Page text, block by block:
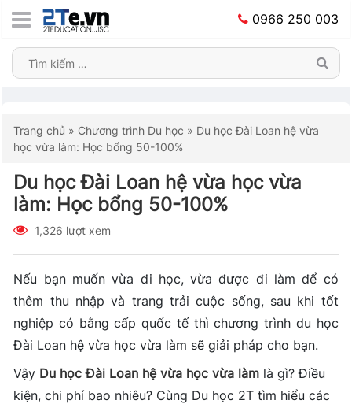
0966 250 003
Trang chủ » Chương trình Du học » Du học Đài Loan hệ vừa
học vừa làm: Học bổng 50-100%
Du học Đài Loan hệ vừa học vừa
làm: Học bổng 50-100%
1,326 lượt xem
Nếu bạn muốn vừa đi học, vừa được đi làm để có
thêm thu nhập và trang trải cuộc sống, sau khi tốt
nghiệp có bằng cấp quốc tế thì chương trình du học
Đài Loan hệ vừa học vừa làm sẽ giải pháp cho bạn.
Vậy Du học Đài Loan hệ vừa học vừa làm là gì? Điều
kiện, chi phí bao nhiêu? Cùng Du học 2T tìm hiểu các